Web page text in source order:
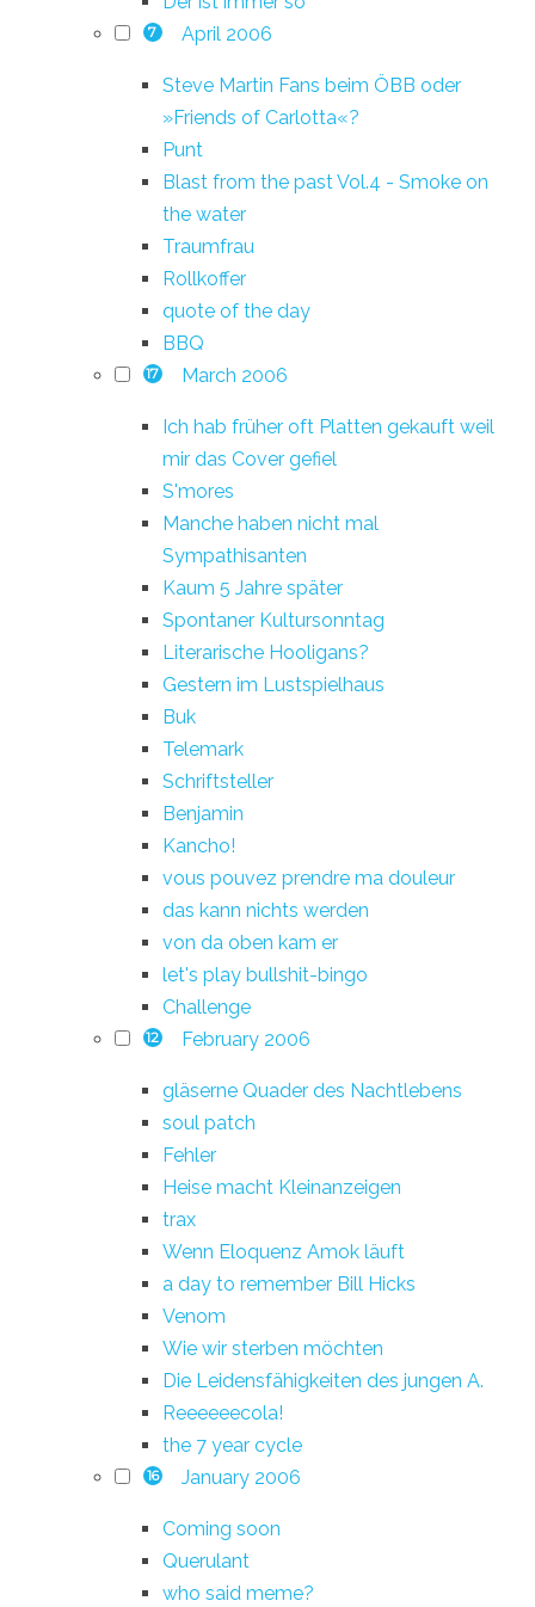
7 April 2006
Steve Martin Fans beim ÖBB oder
»Friends of Carlotta«?
Punt
Blast from the past Vol.4 - Smoke on
the water
Traumfrau
Rollkoffer
quote of the day
BBQ
17 March 2006
Ich hab früher oft Platten gekauft weil
mir das Cover gefiel
S'mores
Manche haben nicht mal
Sympathisanten
Kaum 5 Jahre später
Spontaner Kultursonntag
Literarische Hooligans?
Gestern im Lustspielhaus
Buk
Telemark
Schriftsteller
Benjamin
Kancho!
vous pouvez prendre ma douleur
das kann nichts werden
von da oben kam er
let's play bullshit-bingo
Challenge
12 February 2006
gläserne Quader des Nachtlebens
soul patch
Fehler
Heise macht Kleinanzeigen
trax
Wenn Eloquenz Amok läuft
a day to remember Bill Hicks
Venom
Wie wir sterben möchten
Die Leidensfähigkeiten des jungen A.
Reeeeeecola!
the 7 year cycle
16 January 2006
Coming soon
Querulant
who said meme?